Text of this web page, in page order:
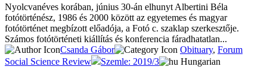
Nyolcvanéves korában, június 30-án elhunyt Albertini Béla
fotótörténész, 1986 és 2000 között az egyetemes és magyar
fotótörténet megbízott előadója, a Fotó c. szaklap szerkesztője.
Számos fotótörténeti kiállítás és konferencia fáradhatatlan...
Csanda Gábor
Obituary, Forum
Social Science Review
Szemle: 2019/3 Hungarian